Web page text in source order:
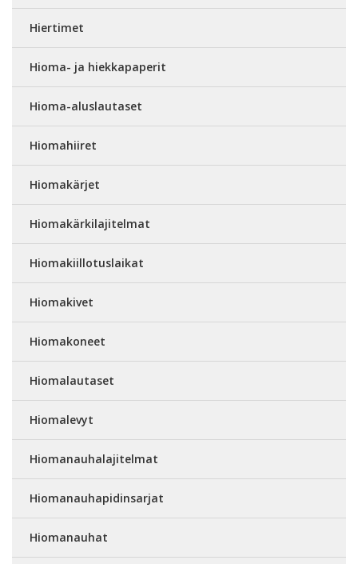
Hiertimet
Hioma- ja hiekkapaperit
Hioma-aluslautaset
Hiomahiiret
Hiomakärjet
Hiomakärkilajitelmat
Hiomakiillotuslaikat
Hiomakivet
Hiomakoneet
Hiomalautaset
Hiomalevyt
Hiomanauhalajitelmat
Hiomanauhapidinsarjat
Hiomanauhat